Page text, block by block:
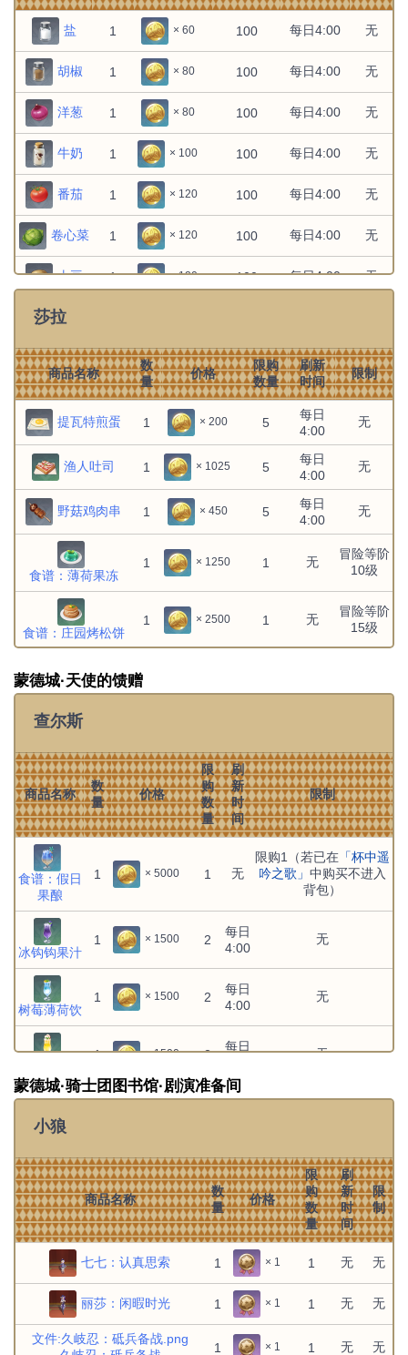
盐 1 × 60 100 每日4:00 无
胡椒 1 × 80 100 每日4:00 无
洋葱 1 × 80 100 每日4:00 无
牛奶 1 × 100 100 每日4:00 无
番茄 1 × 120 100 每日4:00 无
卷心菜 1 × 120 100 每日4:00 无
土豆 1 × 120 100 每日4:00 无
小麦
莎拉
商品名称
数
量
价格
限购
数量
刷新
时间
限制
提瓦特煎蛋 1 × 200 5
每日
4:00
无
渔人吐司 1 × 1025 5
每日
4:00
无
野菇鸡肉串 1 × 450 5
每日
4:00
无
食谱：薄荷果冻
1 × 1250 1 无
冒险等阶
10级
食谱：庄园烤松饼
1 × 2500 1 无
冒险等阶
15级
食谱：火火肉酱面
肉
25级
食谱：嘟嘟莲海鲜
羹
1 × 2500 1 无
冒险等阶
30级
食谱：黄油松茸
× 2500 1 无
冒险等阶
食谱：「堆高高」
1 × 2500 无
食谱：鲜虾脆薯盏
1 × 5000 无
1 × 5000 1 无
食谱：苹果卷卷
冒险等阶
面粉 1 × 150 10
每周一
4:00
无
奶油 1 × 150 10
每周一
4:00
无
熏禽肉 × 900 10
每周一
4:00
黄油 1 × 270 10
每周一
4:00
火腿 1 × 630 10
4:00
蒙德城·天使的馈赠
查尔斯
商品名称
数
量
价格
限
购
数
量
刷
新
时
间
限制
食谱：假日
果酿
1 × 5000 1 无
限购1（若已在 「杯中遥
吟之歌」 中购买不进入
背包）
冰钩钩果汁
1 × 1500 2
每日
4:00
无
树莓薄荷饮
1 × 1500 2
每日
4:00
无
1 × 1500 2
每日
无
气泡酸莓汁
每日
蒙德城·骑士团图书馆·剧演准备间
小狼
商品名称
数
量
价格
限
购
数
量
刷
新
时
间
限
制
七七：认真思索 1 × 1 1 无 无
丽莎：闲暇时光 1 × 1 1 无 无
文件:久岐忍：砥兵备战.png
1 × 1 1 无 无